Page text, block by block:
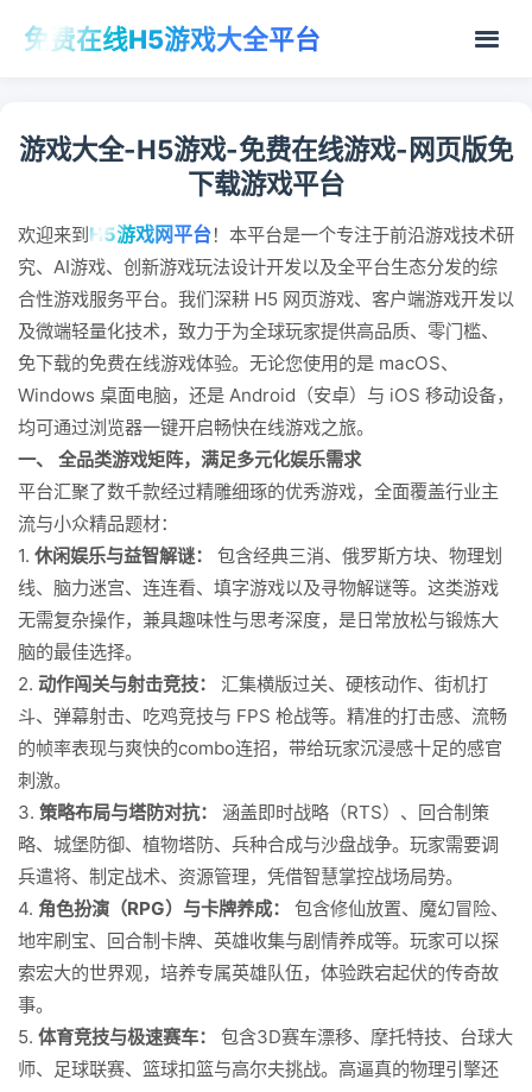
免费在线H5游戏大全平台
游戏大全-H5游戏-免费在线游戏-网页版免
下载游戏平台
欢迎来到H5游戏网平台！本平台是一个专注于前沿游戏技术研
究、AI游戏、创新游戏玩法设计开发以及全平台生态分发的综
合性游戏服务平台。我们深耕 H5 网页游戏、客户端游戏开发以
及微端轻量化技术，致力于为全球玩家提供高品质、零门槛、
免下载的免费在线游戏体验。无论您使用的是 macOS、
Windows 桌面电脑，还是 Android（安卓）与 iOS 移动设备，
均可通过浏览器一键开启畅快在线游戏之旅。
一、 全品类游戏矩阵，满足多元化娱乐需求
平台汇聚了数千款经过精雕细琢的优秀游戏，全面覆盖行业主
流与小众精品题材：
1. 休闲娱乐与益智解谜：
包含经典三消、俄罗斯方块、物理划
线、脑力迷宫、连连看、填字游戏以及寻物解谜等。这类游戏
无需复杂操作，兼具趣味性与思考深度，是日常放松与锻炼大
脑的最佳选择。
2. 动作闯关与射击竞技：
汇集横版过关、硬核动作、街机打
斗、弹幕射击、吃鸡竞技与 FPS 枪战等。精准的打击感、流畅
的帧率表现与爽快的combo连招，带给玩家沉浸感十足的感官
刺激。
3. 策略布局与塔防对抗：
涵盖即时战略（RTS）、回合制策
略、城堡防御、植物塔防、兵种合成与沙盘战争。玩家需要调
兵遣将、制定战术、资源管理，凭借智慧掌控战场局势。
4. 角色扮演（RPG）与卡牌养成：
包含修仙放置、魔幻冒险、
地牢刷宝、回合制卡牌、英雄收集与剧情养成等。玩家可以探
索宏大的世界观，培养专属英雄队伍，体验跌宕起伏的传奇故
事。
5. 体育竞技与极速赛车：
包含3D赛车漂移、摩托特技、台球大
师、足球联赛、篮球扣篮与高尔夫挑战。高逼真的物理引擎还